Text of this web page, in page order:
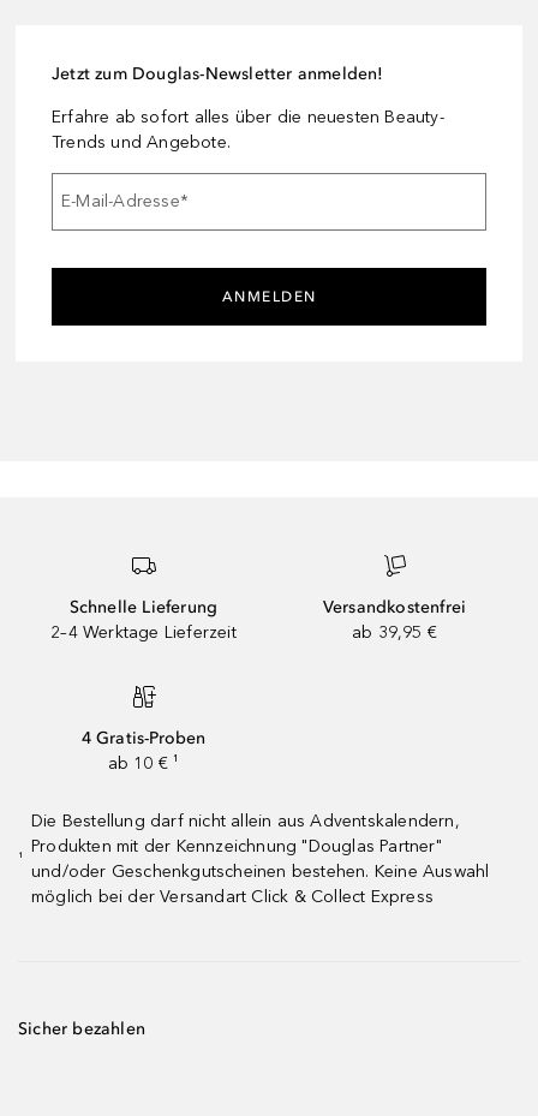
Jetzt zum Douglas-Newsletter anmelden!
Erfahre ab sofort alles über die neuesten Beauty-
Trends und Angebote.
E-Mail-Adresse*
ANMELDEN
Schnelle Lieferung
2–4 Werktage Lieferzeit
Versandkostenfrei
ab 39,95 €
4 Gratis-Proben
ab 10 € ¹
¹
Die Bestellung darf nicht allein aus Adventskalendern,
Produkten mit der Kennzeichnung "Douglas Partner"
und/oder Geschenkgutscheinen bestehen. Keine Auswahl
möglich bei der Versandart Click & Collect Express
Sicher bezahlen